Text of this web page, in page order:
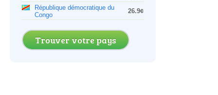
République démocratique du
Congo
26.9¢
Trouver votre pays